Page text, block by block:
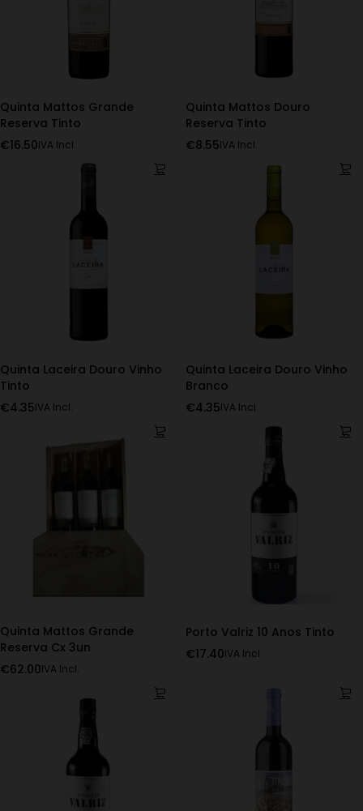
Quinta Mattos Grande
Reserva Tinto
€16.50IVA Incl.
Quinta Mattos Douro
Reserva Tinto
€8.55IVA Incl.
Quinta Laceira Douro Vinho
Tinto
€4.35IVA Incl.
Quinta Laceira Douro Vinho
Branco
€4.35IVA Incl.
Quinta Mattos Grande
Reserva Cx 3un
€62.00IVA Incl.
Porto Valriz 10 Anos Tinto
€17.40IVA Incl.